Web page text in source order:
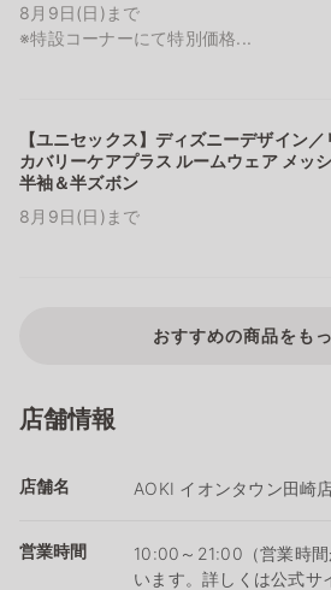
8月9日(日)まで
※特設コーナーにて特別価格...
【ユニセックス】ディズニーデザイン／
カバリーケアプラス ルームウェア メッ
半袖＆半ズボン
8月9日(日)まで
おすすめの商品をも
店舗情報
店舗名 AOKI イオンタウン田崎
営業時間
10:00～21:00（営業時
います。詳しくは公式サ